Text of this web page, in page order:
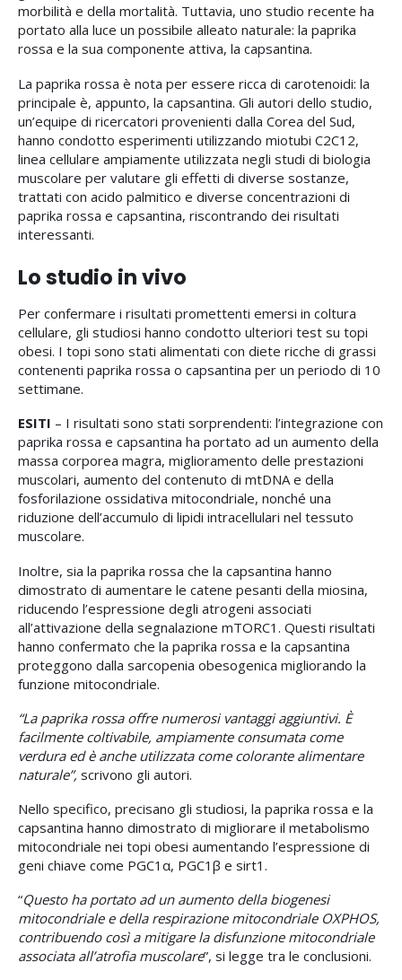
morbilità e della mortalità. Tuttavia, uno studio recente ha
portato alla luce un possibile alleato naturale: la paprika
rossa e la sua componente attiva, la capsantina.
La paprika rossa è nota per essere ricca di carotenoidi: la
principale è, appunto, la capsantina. Gli autori dello studio,
un’equipe di ricercatori provenienti dalla Corea del Sud,
hanno condotto esperimenti utilizzando miotubi C2C12,
linea cellulare ampiamente utilizzata negli studi di biologia
muscolare per valutare gli effetti di diverse sostanze,
trattati con acido palmitico e diverse concentrazioni di
paprika rossa e capsantina, riscontrando dei risultati
interessanti.
Lo studio in vivo
Per confermare i risultati promettenti emersi in coltura
cellulare, gli studiosi hanno condotto ulteriori test su topi
obesi. I topi sono stati alimentati con diete ricche di grassi
contenenti paprika rossa o capsantina per un periodo di 10
settimane.
ESITI – I risultati sono stati sorprendenti: l’integrazione con
paprika rossa e capsantina ha portato ad un aumento della
massa corporea magra, miglioramento delle prestazioni
muscolari, aumento del contenuto di mtDNA e della
fosforilazione ossidativa mitocondriale, nonché una
riduzione dell’accumulo di lipidi intracellulari nel tessuto
muscolare.
Inoltre, sia la paprika rossa che la capsantina hanno
dimostrato di aumentare le catene pesanti della miosina,
riducendo l’espressione degli atrogeni associati
all’attivazione della segnalazione mTORC1. Questi risultati
hanno confermato che la paprika rossa e la capsantina
proteggono dalla sarcopenia obesogenica migliorando la
funzione mitocondriale.
“La paprika rossa offre numerosi vantaggi aggiuntivi. È
facilmente coltivabile, ampiamente consumata come
verdura ed è anche utilizzata come colorante alimentare
naturale”, scrivono gli autori.
Nello specifico, precisano gli studiosi, la paprika rossa e la
capsantina hanno dimostrato di migliorare il metabolismo
mitocondriale nei topi obesi aumentando l’espressione di
geni chiave come PGC1α, PGC1β e sirt1.
“Questo ha portato ad un aumento della biogenesi
mitocondriale e della respirazione mitocondriale OXPHOS,
contribuendo così a mitigare la disfunzione mitocondriale
associata all’atrofia muscolare”, si legge tra le conclusioni.